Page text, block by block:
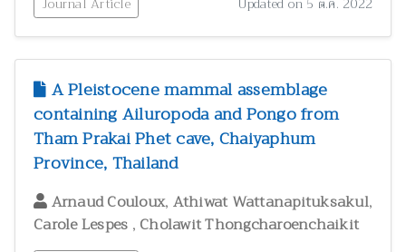
A Pleistocene mammal assemblage
containing Ailuropoda and Pongo from
Tham Prakai Phet cave, Chaiyaphum
Province, Thailand
Arnaud Couloux, Athiwat Wattanapituksakul,
Carole Lespes , Cholawit Thongcharoenchaikit